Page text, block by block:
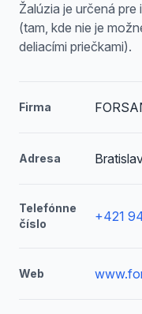
Žalúzia je určená
(tam, kde nie je
deliacími priečkami).
Firma
Adresa
Telefónne
číslo
+421
Web